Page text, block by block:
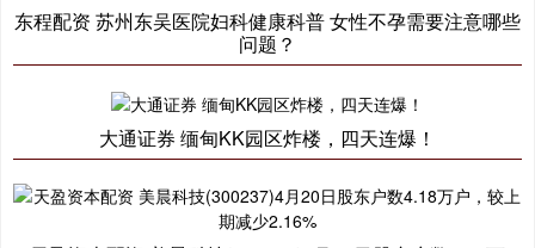
东程配资 苏州东吴医院妇科健康科普 女性不孕需要注意哪些
问题？
大通证券 缅甸KK园区炸楼，四天连爆！